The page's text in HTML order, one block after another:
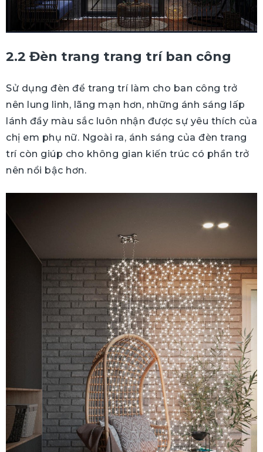
2.2 Đèn trang trang trí ban công
Sử dụng đèn để trang trí làm cho ban công trở
nên lung linh, lãng mạn hơn, những ánh sáng lấp
lánh đầy màu sắc luôn nhận được sự yêu thích của
chị em phụ nữ. Ngoài ra, ánh sáng của đèn trang
trí còn giúp cho không gian kiến trúc có phần trở
nên nổi bậc hơn.